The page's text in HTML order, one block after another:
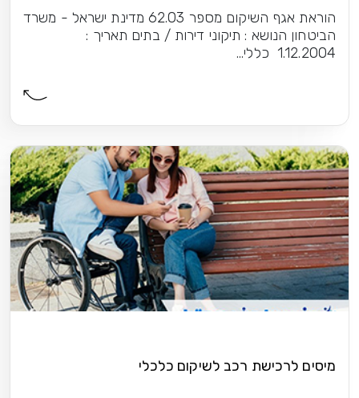
הוראת אגף השיקום מספר 62.03 מדינת ישראל - משרד
הביטחון הנושא : תיקוני דירות / בתים תאריך :
1.12.2004 כללי...
מיסים לרכישת רכב לשיקום כלכלי